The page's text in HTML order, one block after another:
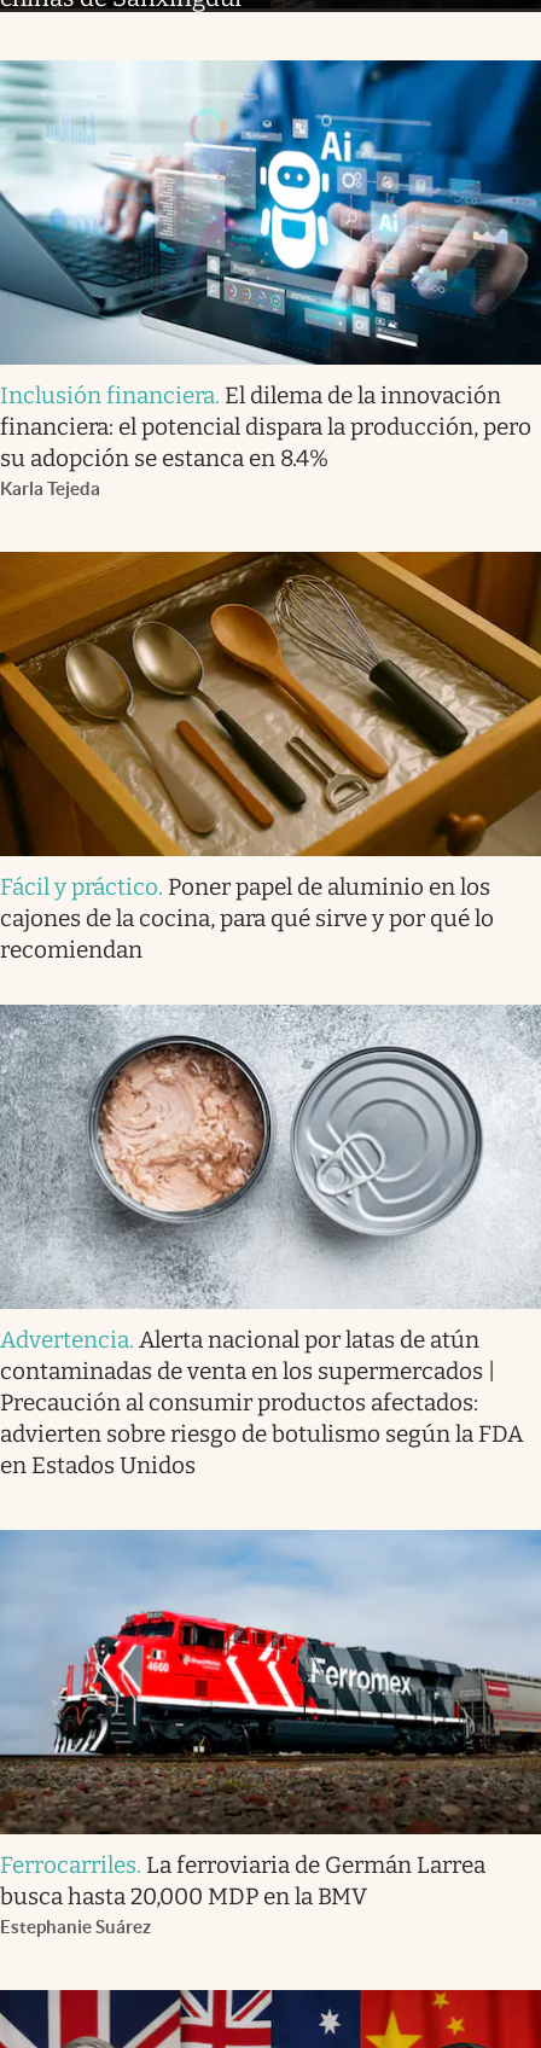
Inclusión financiera. El dilema de la innovación
financiera: el potencial dispara la producción, pero
su adopción se estanca en 8.4%
Karla Tejeda
Fácil y práctico. Poner papel de aluminio en los
cajones de la cocina, para qué sirve y por qué lo
recomiendan
Advertencia. Alerta nacional por latas de atún
contaminadas de venta en los supermercados |
Precaución al consumir productos afectados:
advierten sobre riesgo de botulismo según la FDA
en Estados Unidos
Ferrocarriles. La ferroviaria de Germán Larrea
busca hasta 20,000 MDP en la BMV
Estephanie Suárez